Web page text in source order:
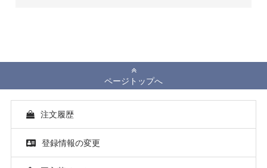
ページトップへ
注文履歴
登録情報の変更